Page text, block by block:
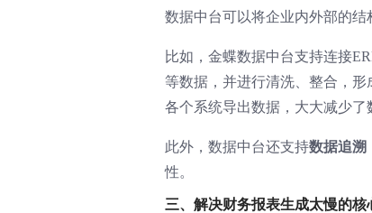
数据中台可以将企业内外部的结
比如，金蝶数据中台支持连接
等数据，并进行清洗、整合，
各个系统导出数据，大大减少了
此外，数据中台还支持数据追溯
性。
三、解决财务报表生成太慢的核